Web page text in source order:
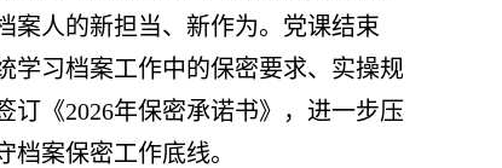
案人的新担当、新作为。党课结束
学习档案工作中的保密要求、实操规
订《2026年保密承诺书》，进一步压
案保密工作底线。